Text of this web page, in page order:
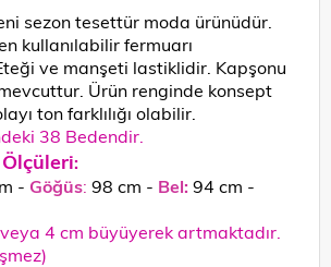
sezon tesettür moda ürünüdür.
kullanılabilir fermuarı
ve manşeti lastiklidir. Kapşonu
Ürün renginde konsept
ton farklılığı olabilir.
38 Bedendir.
:
- Göğüs: 98 cm - Bel:94 cm -
4 cm büyüyerek artmaktadır.